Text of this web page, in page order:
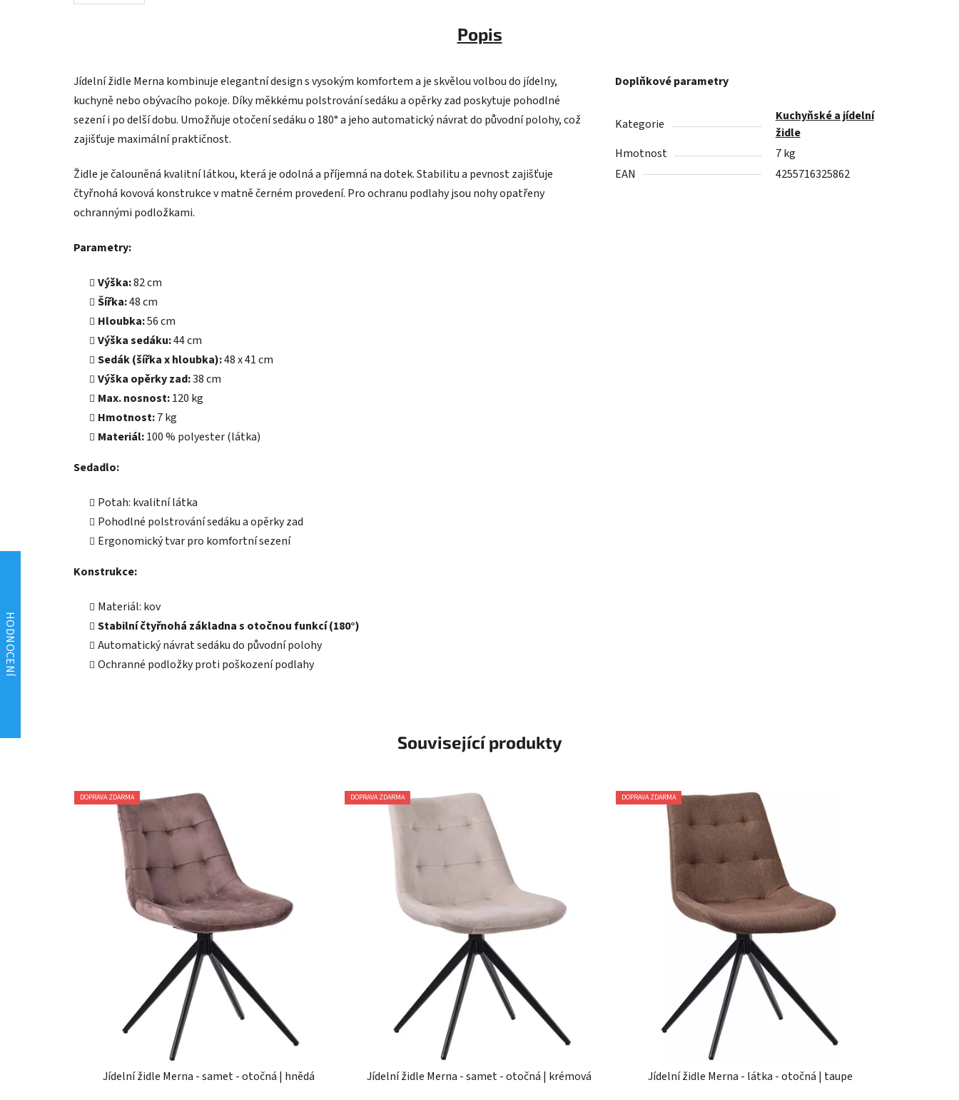
Popis
Jídelní židle Merna kombinuje elegantní design s vysokým komfortem a je skvělou volbou do jídelny,
kuchyně nebo obývacího pokoje. Díky měkkému polstrování sedáku a opěrky zad poskytuje pohodlné
sezení i po delší dobu. Umožňuje otočení sedáku o 180° a jeho automatický návrat do původní polohy, což
zajišťuje maximální praktičnost.
Židle je čalouněná kvalitní látkou, která je odolná a příjemná na dotek. Stabilitu a pevnost zajišťuje
čtyřnohá kovová konstrukce v matně černém provedení. Pro ochranu podlahy jsou nohy opatřeny
ochrannými podložkami.
Parametry:
Výška:82 cm
Šířka:48 cm
Hloubka:56 cm
Výška sedáku:44 cm
Sedák (šířka x hloubka):48 x 41 cm
Výška opěrky zad:38 cm
Max. nosnost:120 kg
Hmotnost:7 kg
Materiál:100 % polyester (látka)
Sedadlo:
Potah: kvalitní látka
Pohodlné polstrování sedáku a opěrky zad
Ergonomický tvar pro komfortní sezení
Konstrukce:
Materiál: kov
Stabilní čtyřnohá základna s otočnou funkcí (180°)
Automatický návrat sedáku do původní polohy
Ochranné podložky proti poškození podlahy
Doplňkové parametry
Kategorie
Kuchyňské a jídelní
židle
Hmotnost
7 kg
EAN
4255716325862
Související produkty
DOPRAVA ZDARMA
Jídelní židle Merna - samet - otočná | hnědá
DOPRAVA ZDARMA
Jídelní židle Merna - samet - otočná | krémová
DOPRAVA ZDARMA
Jídelní židle Merna - látka - otočná | taupe